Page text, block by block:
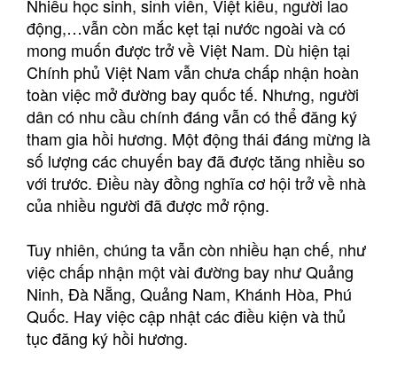
Nhiều học sinh, sinh viên, Việt kiều, người lao
động,…vẫn còn mắc kẹt tại nước ngoài và có
mong muốn được trở về Việt Nam. Dù hiện tại
Chính phủ Việt Nam vẫn chưa chấp nhận hoàn
toàn việc mở đường bay quốc tế. Nhưng, người
dân có nhu cầu chính đáng vẫn có thể đăng ký
tham gia hồi hương. Một động thái đáng mừng là
số lượng các chuyến bay đã được tăng nhiều so
với trước. Điều này đồng nghĩa cơ hội trở về nhà
của nhiều người đã được mở rộng.
Tuy nhiên, chúng ta vẫn còn nhiều hạn chế, như
việc chấp nhận một vài đường bay như Quảng
Ninh, Đà Nẵng, Quảng Nam, Khánh Hòa, Phú
Quốc. Hay việc cập nhật các điều kiện và thủ
tục đăng ký hồi hương.